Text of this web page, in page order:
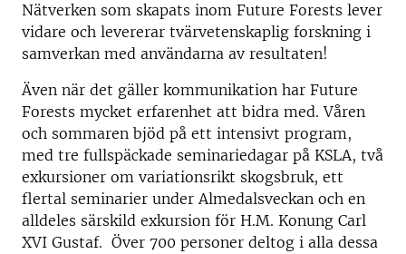
Nätverken som skapats inom Future Forests lever
vidare och levererar tvärvetenskaplig forskning i
samverkan med användarna av resultaten!
Även när det gäller kommunikation har Future
Forests mycket erfarenhet att bidra med. Våren
och sommaren bjöd på ett intensivt program,
med tre fullspäckade seminariedagar på KSLA, två
exkursioner om variationsrikt skogsbruk, ett
flertal seminarier under Almedalsveckan och en
alldeles särskild exkursion för H.M. Konung Carl
XVI Gustaf. Över 700 personer deltog i alla dessa